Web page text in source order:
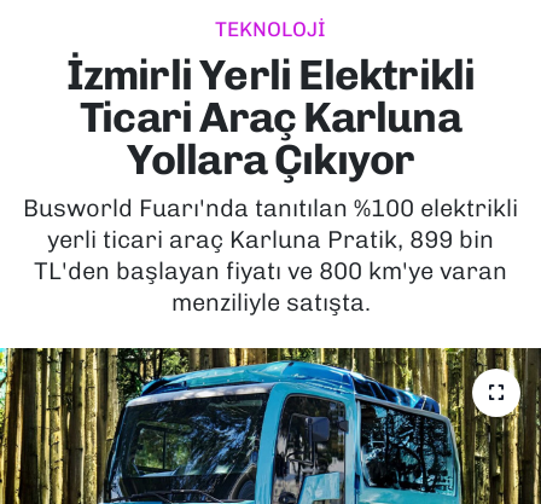
TEKNOLOJİ
İzmirli Yerli Elektrikli
Ticari Araç Karluna
Yollara Çıkıyor
Busworld Fuarı'nda tanıtılan %100 elektrikli
yerli ticari araç Karluna Pratik, 899 bin
TL'den başlayan fiyatı ve 800 km'ye varan
menziliyle satışta.
EKONOMİ
KÜLTÜR SANAT
MAGAZİN
POLİTİKA
SAĞLIK
SPOR
TEKNOLOJİ
Süper Lig Puan Durumu ve Fikstür
Tüm Manşetler
Son Dakika Haberleri
Haber Arşivi